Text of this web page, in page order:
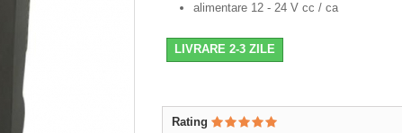
alimentare 12 - 24 V cc / ca
LIVRARE 2-3 ZILE
Rating